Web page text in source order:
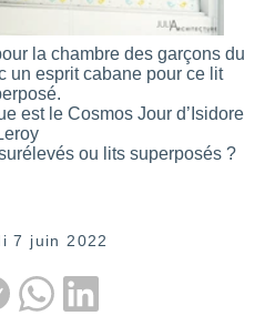
la chambre des garçons du
un esprit cabane pour ce lit
est le Cosmos Jour d’Isidore
ou lits superposés ?
7 juin 2022